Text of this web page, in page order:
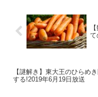
て
【謎解き】東大王のひらめ
する!2019年6月19日放送